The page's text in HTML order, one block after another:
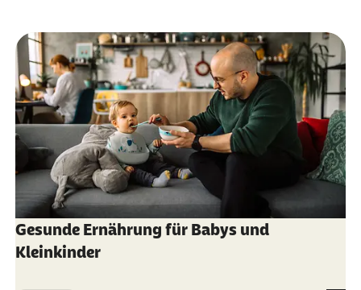
Gesunde Ernährung für Babys und
Kleinkinder